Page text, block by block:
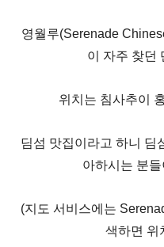
영월루(Serenade
이 자주 찾던
위치는 침사추이
딤섬 맛집이라고 하니 딤
아하시는 분
(지도 서비스에는
색하면 위